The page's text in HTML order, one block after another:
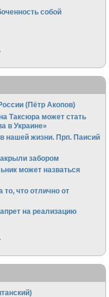
собой
(Пётр Акопов)
Таксюра может стать
в Украине»
нашей жизни. Прп. Паисий
забором
может назваться
что отлично от
на реализацию